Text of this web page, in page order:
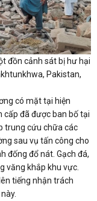
đồn cảnh sát bị hư hại
Pakistan,
có mặt tại hiện
cấp đã được ban bố tại
trung cứu chữa các
sau vụ tấn công cho
đống đổ nát. Gạch đá,
văng khắp khu vực.
tiếng nhận trách